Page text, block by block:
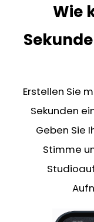
Wie
Erstellen Sie
Sekunden
Geben Sie
Stimme